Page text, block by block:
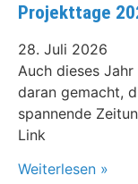
Projekttage
28. Juli 2026
Auch dieses
daran gemacht,
spannende
Link
Weiterlesen »